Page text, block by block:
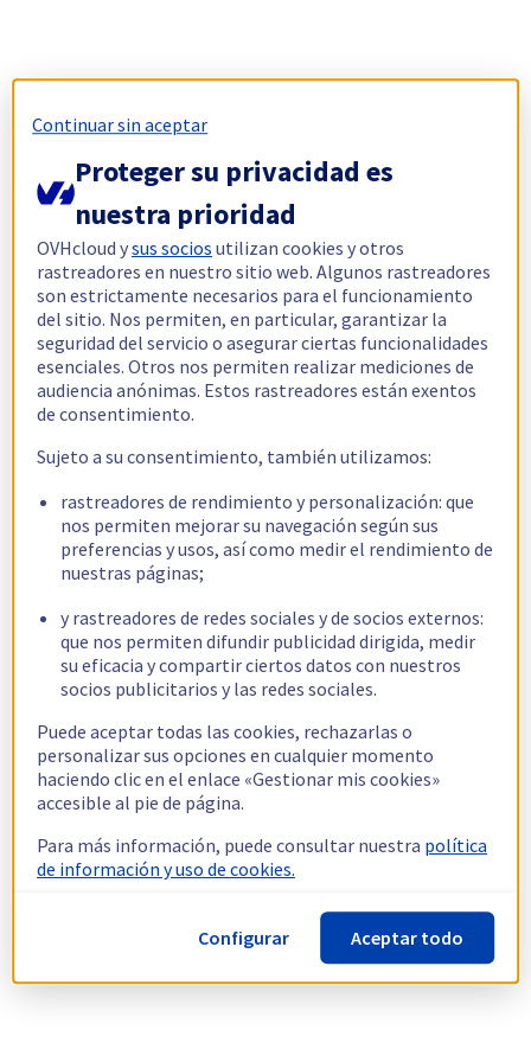
Continuar sin aceptar
Proteger su privacidad es
nuestra prioridad
OVHcloud ysus socios utilizan cookies y otros
rastreadores en nuestro sitio web. Algunos rastreadores
son estrictamente necesarios para el funcionamiento
del sitio. Nos permiten, en particular, garantizar la
seguridad del servicio o asegurar ciertas funcionalidades
esenciales. Otros nos permiten realizar mediciones de
audiencia anónimas. Estos rastreadores están exentos
de consentimiento.
Sujeto a su consentimiento, también utilizamos:
rastreadores de rendimiento y personalización: que
nos permiten mejorar su navegación según sus
preferencias y usos, así como medir el rendimiento de
nuestras páginas;
y rastreadores de redes sociales y de socios externos:
que nos permiten difundir publicidad dirigida, medir
su eficacia y compartir ciertos datos con nuestros
socios publicitarios y las redes sociales.
Puede aceptar todas las cookies, rechazarlas o
personalizar sus opciones en cualquier momento
haciendo clic en el enlace «Gestionar mis cookies»
accesible al pie de página.
Para más información, puede consultar nuestra política
de información y uso de cookies.
Configurar Aceptar todo